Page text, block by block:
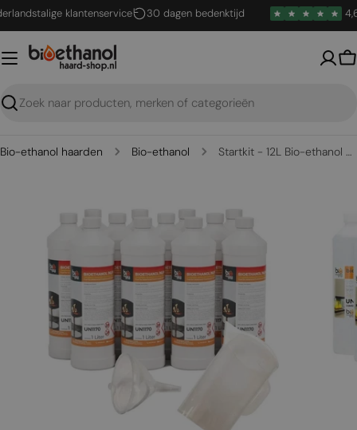
Ga
naar
inhoud
klantenservice 30 dagen bedenktijd 4,6 /
Zoeken
Bio-ethanol haarden Bio-ethanol Startkit - 12L Bio-ethanol + bijvul setu
Open media 0 in een venster Open